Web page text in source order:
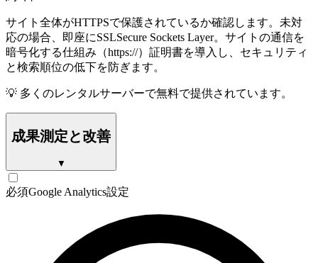
サイト全体がHTTPSで保護されているか確認します。未対
応の場合、即座にSSLSecure Sockets Layer。サイトの通信を
暗号化する仕組み（https://） 証明書を導入し、セキュリティ
と検索順位の低下を防ぎます。
💡 多くのレンタルサーバーで無料で提供されています。
成果測定と改善
▼
必須Google Analytics設定